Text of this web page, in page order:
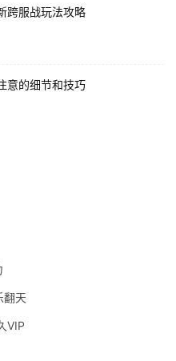
跨服战玩法攻略
意的细节和技巧
翻天
VIP